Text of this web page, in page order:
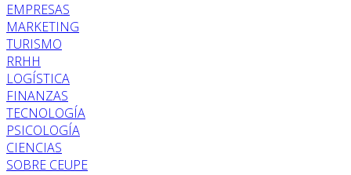
EMPRESAS
MARKETING
TURISMO
RRHH
LOGÍSTICA
FINANZAS
TECNOLOGÍA
PSICOLOGÍA
CIENCIAS
SOBRE CEUPE